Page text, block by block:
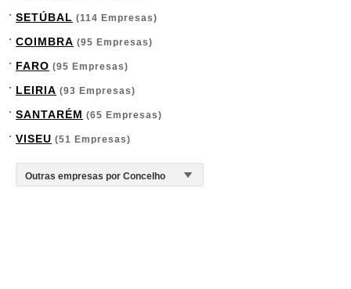
SETÚBAL (114 Empresas)
COIMBRA (95 Empresas)
FARO (95 Empresas)
LEIRIA (93 Empresas)
SANTARÉM (65 Empresas)
VISEU (51 Empresas)